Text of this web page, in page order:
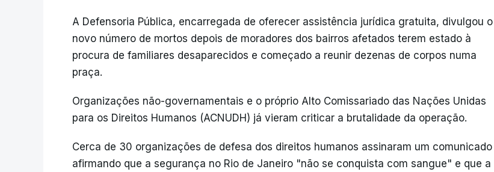
A Defensoria Pública, encarregada de oferecer assistência jurídica gratuita, divulgou o
novo número de mortos depois de moradores dos bairros afetados terem estado à
procura de familiares desaparecidos e começado a reunir dezenas de corpos numa
praça.
Organizações não-governamentais e o próprio Alto Comissariado das Nações Unidas
para os Direitos Humanos (ACNUDH) já vieram criticar a brutalidade da operação.
Cerca de 30 organizações de defesa dos direitos humanos assinaram um comunicado
afirmando que a segurança no Rio de Janeiro "não se conquista com sangue" e que a